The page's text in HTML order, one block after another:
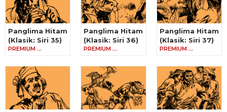
Panglima Hitam
(Klasik: Siri 35)
PREMIUM …
Panglima Hitam
(Klasik: Siri 36)
PREMIUM …
Panglima Hitam
(Klasik: Siri 37)
PREMIUM …